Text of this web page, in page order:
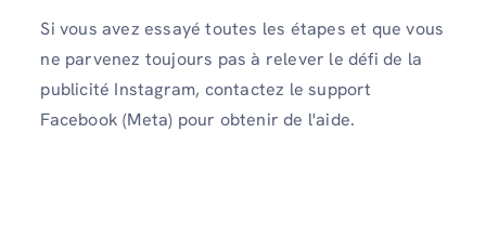
Si vous avez essayé toutes les étapes et que vous
ne parvenez toujours pas à relever le défi de la
publicité Instagram, contactez le support
Facebook (Meta) pour obtenir de l'aide.